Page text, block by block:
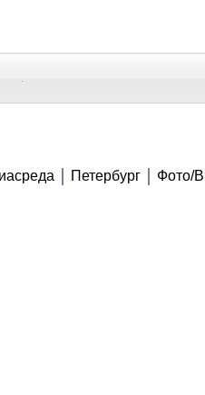
Петербург Фото/